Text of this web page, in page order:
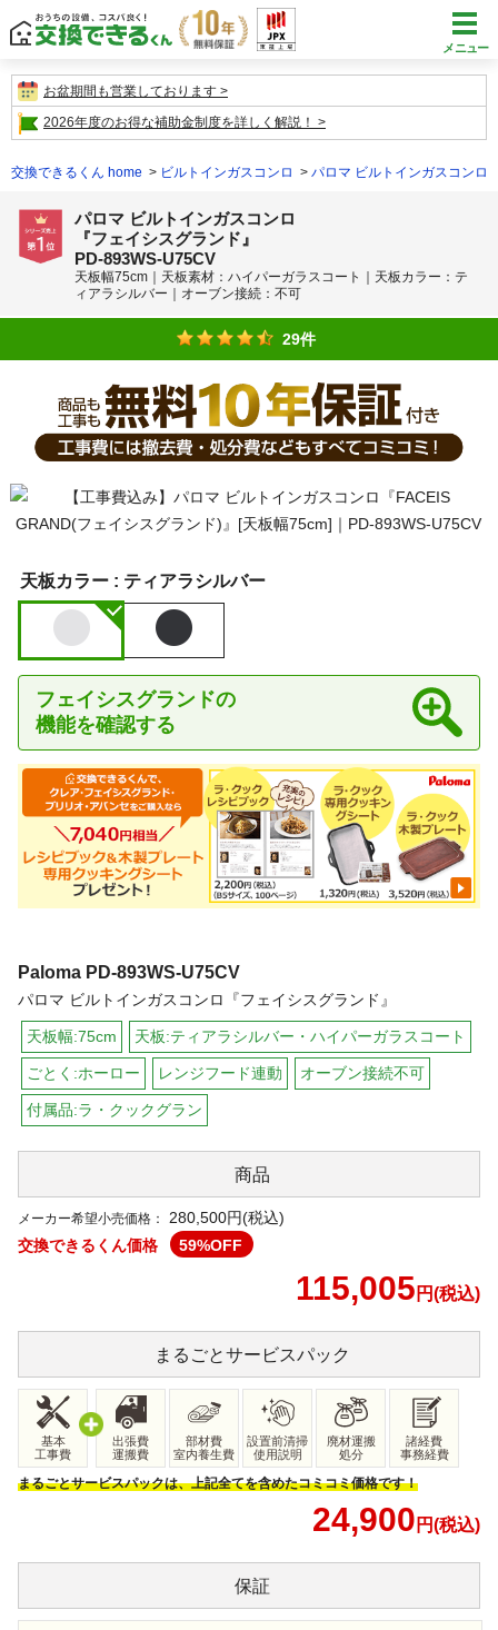
メニュー
お盆期間も営業しております
2026年度のお得な補助金制度を詳しく解説！
交換できるくん home ビルトインガスコンロ パロマ ビルトインガスコンロ
パロマ ビルトインガスコンロ
『フェイシスグランド』
PD-893WS-U75CV
天板幅75cm｜天板素材：ハイパーガラスコート｜天板カラー：テ
ィアラシルバー｜オーブン接続：不可
29件
天板カラー : ティアラシルバー
フェイシスグランドの
機能を確認する
Paloma PD-893WS-U75CV
パロマ ビルトインガスコンロ『フェイシスグランド』
天板幅:75cm 天板:ティアラシルバー・ハイパーガラスコート
ごとく:ホーロー レンジフード連動 オーブン接続不可
付属品:ラ・クックグラン
商品
メーカー希望小売価格：
280,500円(税込)
交換できるくん価格
59%OFF
115,005 円(税込)
まるごとサービスパック
基本
工事費
出張費
運搬費
部材費
室内養生費
設置前清掃
使用説明
廃材運搬
処分
諸経費
事務経費
まるごとサービスパックは、上記全てを含めたコミコミ価格です！
24,900 円(税込)
保証